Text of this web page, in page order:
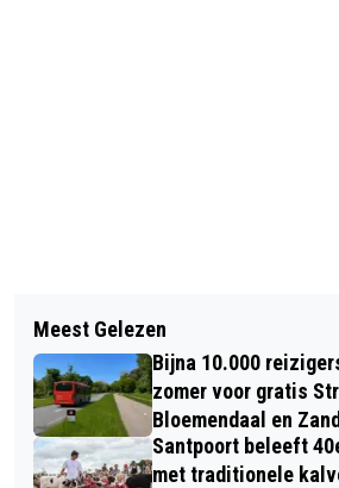
GEVLUCHTE OEKRAINSE
GEVEN ELKAAR
LANDGOED DUINLUST
7 JULI 2023 ZANDVOORT:
FRIS & CHAMPAGNE,
BOKBIER, BAKKIE
CAMPAGNE
Meest Gelezen
Bijna 10.000
zomer voor gratis
Bloemendaal en
Santpoort beleeft
met traditionele